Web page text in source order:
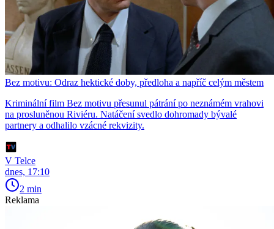
Bez motivu: Odraz hektické doby, předloha a napříč celým městem
Kriminální film Bez motivu přesunul pátrání po neznámém vrahovi
na prosluněnou Riviéru. Natáčení svedlo dohromady bývalé
partnery a odhalilo vzácné rekvizity.
V Telce
dnes, 17:10
2 min
Reklama